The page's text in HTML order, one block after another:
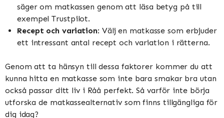
säger om matkassen genom att läsa betyg på till
exempel Trustpilot.
Recept och variation: Välj en matkasse som erbjuder
ett intressant antal recept och variation i rätterna.
Genom att ta hänsyn till dessa faktorer kommer du att
kunna hitta en matkasse som inte bara smakar bra utan
också passar ditt liv i Råå perfekt. Så varför inte börja
utforska de matkassealternativ som finns tillgängliga för
dig idag?